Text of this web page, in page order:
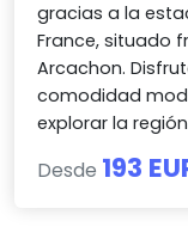
gracias a la
France, situado
Arcachon.
comodidad
explorar la
Desde 193